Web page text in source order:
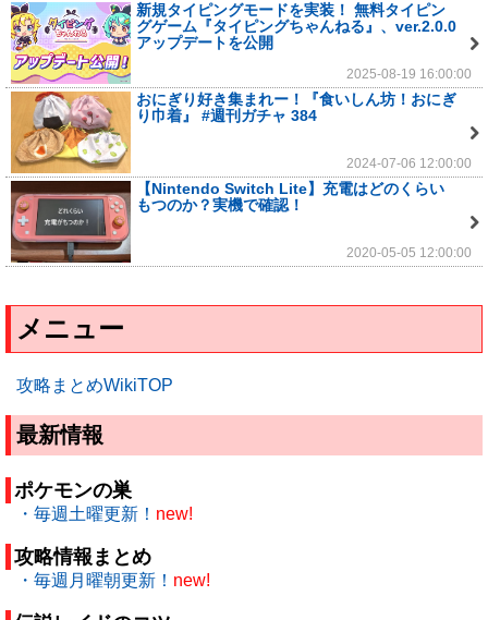
新規タイピングモードを実装！ 無料タイピン
グゲーム『タイピングちゃんねる』、ver.2.0.0
アップデートを公開
2025-08-19 16:00:00
おにぎり好き集まれー！『食いしん坊！おにぎ
り巾着』 #週刊ガチャ 384
2024-07-06 12:00:00
【Nintendo Switch Lite】充電はどのくらい
もつのか？実機で確認！
2020-05-05 12:00:00
メニュー
攻略まとめWikiTOP
最新情報
ポケモンの巣
・毎週土曜更新！ new!
攻略情報まとめ
・毎週月曜朝更新！ new!